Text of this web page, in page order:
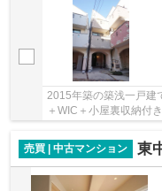
2015年築の築浅一戸建
＋WIC＋小屋裏収納付き
売買 | 中古マンション 東